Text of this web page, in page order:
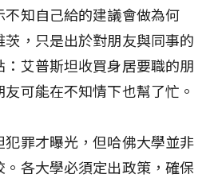
知自己給的建議會做為何
，只是出於對朋友與同事的
艾普斯坦收買身居要職的朋
可能在不知情下也幫了忙。
罪才曝光，但哈佛大學並非
各大學必須定出政策，確保